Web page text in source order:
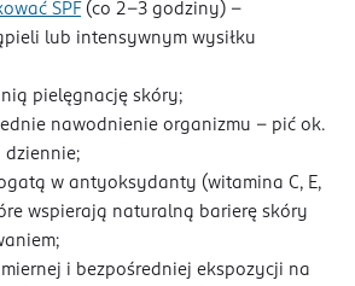
SPF (co 2-3 godziny) -
lub intensywnym wysiłku
pielęgnację skóry;
nawodnienie organizmu - pić ok.
dziennie;
w antyoksydanty (witamina C, E,
wspierają naturalną barierę skóry
i bezpośredniej ekspozycji na